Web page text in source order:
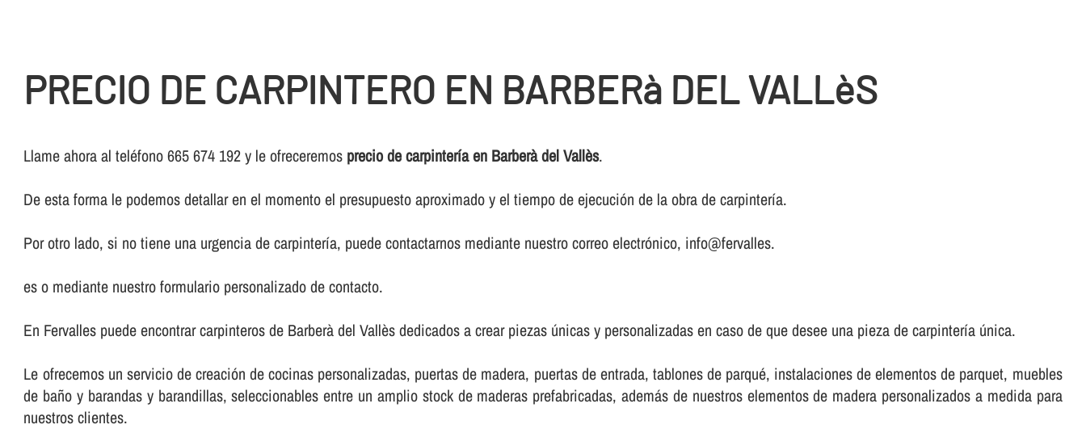
PRECIO DE CARPINTERO EN BARBERà DEL VALLèS
Llame ahora al teléfono 665 674 192 y le ofreceremos precio de carpinterí­a en Barberà del Vallès.
De esta forma le podemos detallar en el momento el presupuesto aproximado y el tiempo de ejecución de la obra de carpinterí­a.
Por otro lado, si no tiene una urgencia de carpinterí­a, puede contactarnos mediante nuestro correo electrónico, info@fervalles.
es o mediante nuestro formulario personalizado de contacto.
En Fervalles puede encontrar carpinteros de Barberà del Vallès dedicados a crear piezas únicas y personalizadas en caso de que desee una pieza de carpinterí­a única.
Le ofrecemos un servicio de creación de cocinas personalizadas, puertas de madera, puertas de entrada, tablones de parqué, instalaciones de elementos de parquet, muebles
de baño y barandas y barandillas, seleccionables entre un amplio stock de maderas prefabricadas, además de nuestros elementos de madera personalizados a medida para
nuestros clientes.